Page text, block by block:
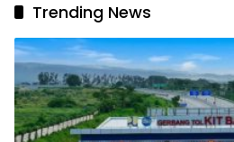
Trending News